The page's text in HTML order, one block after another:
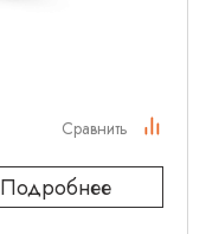
Подробнее
Сравнить